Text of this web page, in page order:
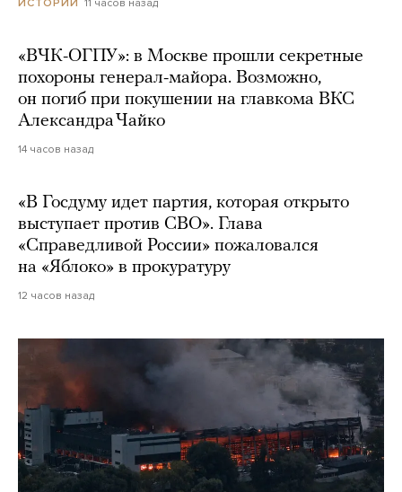
«ВЧК-ОГПУ»: в Москве прошли секретные
похороны генерал-майора. Возможно,
он погиб при покушении на главкома ВКС
Александра Чайко
14 часов назад
«В Госдуму идет партия, которая открыто
выступает против СВО». Глава
«Справедливой России» пожаловался
на «Яблоко» в прокуратуру
12 часов назад